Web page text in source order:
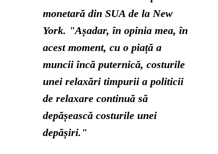
monetară din SUA de la New
York. "Așadar, în opinia mea, în
acest moment, cu o piață a
muncii încă puternică, costurile
unei relaxări timpurii a politicii
de relaxare continuă să
depășească costurile unei
depășiri."